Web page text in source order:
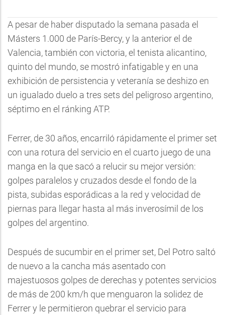
A pesar de haber disputado la semana pasada el
Másters 1.000 de París-Bercy, y la anterior el de
Valencia, también con victoria, el tenista alicantino,
quinto del mundo, se mostró infatigable y en una
exhibición de persistencia y veteranía se deshizo en
un igualado duelo a tres sets del peligroso argentino,
séptimo en el ránking ATP.
Ferrer, de 30 años, encarriló rápidamente el primer set
con una rotura del servicio en el cuarto juego de una
manga en la que sacó a relucir su mejor versión:
golpes paralelos y cruzados desde el fondo de la
pista, subidas esporádicas a la red y velocidad de
piernas para llegar hasta al más inverosímil de los
golpes del argentino.
Después de sucumbir en el primer set, Del Potro saltó
de nuevo a la cancha más asentado con
majestuosos golpes de derechas y potentes servicios
de más de 200 km/h que menguaron la solidez de
Ferrer y le permitieron quebrar el servicio para